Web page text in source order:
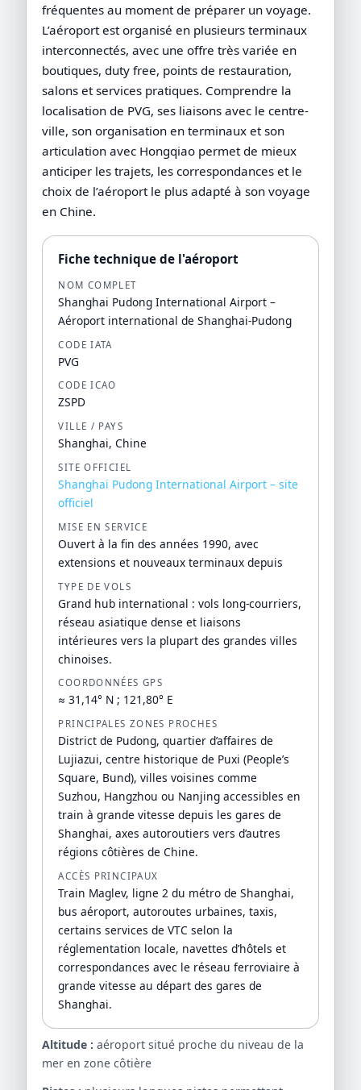
fréquentes au moment de préparer un voyage.
L’aéroport est organisé en plusieurs terminaux
interconnectés, avec une offre très variée en
boutiques, duty free, points de restauration,
salons et services pratiques. Comprendre la
localisation de PVG, ses liaisons avec le centre-
ville, son organisation en terminaux et son
articulation avec Hongqiao permet de mieux
anticiper les trajets, les correspondances et le
choix de l’aéroport le plus adapté à son voyage
en Chine.
Fiche technique de l'aéroport
NOM COMPLET
Shanghai Pudong International Airport –
Aéroport international de Shanghai-Pudong
CODE IATA
PVG
CODE ICAO
ZSPD
VILLE / PAYS
Shanghai, Chine
SITE OFFICIEL
Shanghai Pudong International Airport – site
officiel
MISE EN SERVICE
Ouvert à la fin des années 1990, avec
extensions et nouveaux terminaux depuis
TYPE DE VOLS
Grand hub international : vols long-courriers,
réseau asiatique dense et liaisons
intérieures vers la plupart des grandes villes
chinoises.
COORDONNÉES GPS
≈ 31,14° N ; 121,80° E
PRINCIPALES ZONES PROCHES
District de Pudong, quartier d’affaires de
Lujiazui, centre historique de Puxi (People’s
Square, Bund), villes voisines comme
Suzhou, Hangzhou ou Nanjing accessibles en
train à grande vitesse depuis les gares de
Shanghai, axes autoroutiers vers d’autres
régions côtières de Chine.
ACCÈS PRINCIPAUX
Train Maglev, ligne 2 du métro de Shanghai,
bus aéroport, autoroutes urbaines, taxis,
certains services de VTC selon la
réglementation locale, navettes d’hôtels et
correspondances avec le réseau ferroviaire à
grande vitesse au départ des gares de
Shanghai.
Altitude : aéroport situé proche du niveau de la
mer en zone côtière